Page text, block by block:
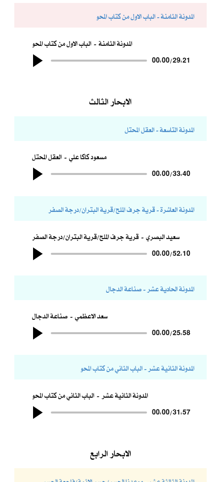
المدونة الثامنة - الباب الاول من كتاب المحو
الباب الاول من كتاب المحو المدونة الثامنة
00:00/29:21
الابحار الثالث
المدونة التاسعة - العقل المحتل
العقل المحتل مسعود كاكا علي
00:00/33:40
المدونة العاشرة - قرية جرف الملح/قرية البتران/درجة الصفر
قرية جرف الملح/قرية البتران/درجة الصفر سعيد البصري
00:00/52:10
المدونة الحادية عشر - صناعة الدجال
صناعة الدجال سعد الاعظمي
00:00/25:58
المدونة الثانية عشر - الباب الثاني من كتاب المحو
الباب الثاني من كتاب المحو المدونة الثانية عشر
00:00/31:57
الابحار الرابع